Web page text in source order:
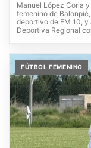
Manuel López Coria
femenino de
deportivo de FM 10, y
Deportiva Regional
FÚTBOL FEMENINO